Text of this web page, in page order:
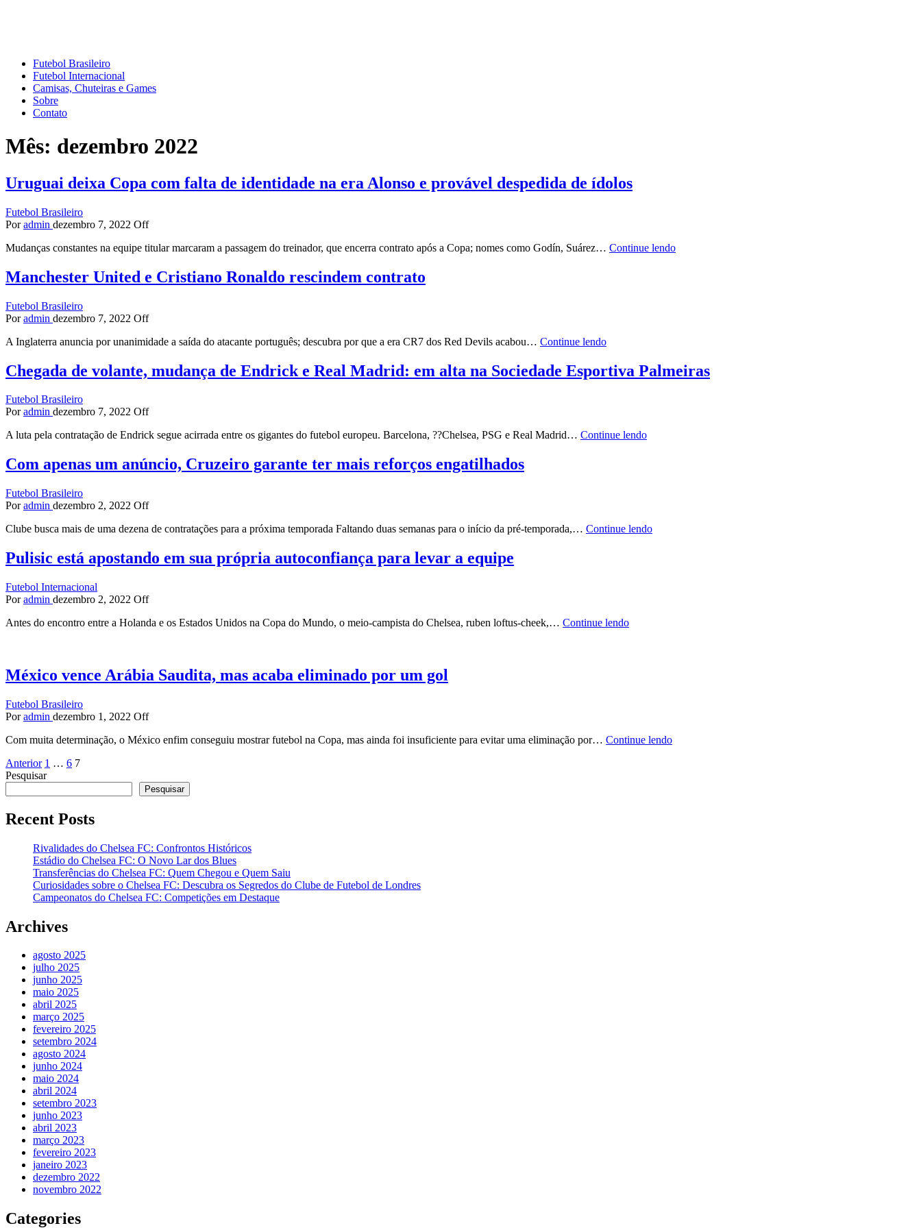
Futebol Brasileiro
Futebol Internacional
Camisas, Chuteiras e Games
Sobre
Contato
Mês: dezembro 2022
Uruguai deixa Copa com falta de identidade na era Alonso e provável despedida de ídolos
Futebol Brasileiro
Por admin dezembro 7, 2022 Off
Mudanças constantes na equipe titular marcaram a passagem do treinador, que encerra contrato após a Copa; nomes como Godín, Suárez… Continue lendo
Manchester United e Cristiano Ronaldo rescindem contrato
Futebol Brasileiro
Por admin dezembro 7, 2022 Off
A Inglaterra anuncia por unanimidade a saída do atacante português; descubra por que a era CR7 dos Red Devils acabou… Continue lendo
Chegada de volante, mudança de Endrick e Real Madrid: em alta na Sociedade Esportiva Palmeiras
Futebol Brasileiro
Por admin dezembro 7, 2022 Off
A luta pela contratação de Endrick segue acirrada entre os gigantes do futebol europeu. Barcelona, ??Chelsea, PSG e Real Madrid… Continue lendo
Com apenas um anúncio, Cruzeiro garante ter mais reforços engatilhados
Futebol Brasileiro
Por admin dezembro 2, 2022 Off
Clube busca mais de uma dezena de contratações para a próxima temporada Faltando duas semanas para o início da pré-temporada,… Continue lendo
Pulisic está apostando em sua própria autoconfiança para levar a equipe
Futebol Internacional
Por admin dezembro 2, 2022 Off
Antes do encontro entre a Holanda e os Estados Unidos na Copa do Mundo, o meio-campista do Chelsea, ruben loftus-cheek,… Continue lendo
México vence Arábia Saudita, mas acaba eliminado por um gol
Futebol Brasileiro
Por admin dezembro 1, 2022 Off
Com muita determinação, o México enfim conseguiu mostrar futebol na Copa, mas ainda foi insuficiente para evitar uma eliminação por… Continue lendo
Paginação
de
posts
Anterior 1 … 6 7
Pesquisar
Pesquisar
Recent Posts
Rivalidades do Chelsea FC: Confrontos Históricos
Estádio do Chelsea FC: O Novo Lar dos Blues
Transferências do Chelsea FC: Quem Chegou e Quem Saiu
Curiosidades sobre o Chelsea FC: Descubra os Segredos do Clube de Futebol de Londres
Campeonatos do Chelsea FC: Competições em Destaque
Archives
agosto 2025
julho 2025
junho 2025
maio 2025
abril 2025
março 2025
fevereiro 2025
setembro 2024
agosto 2024
junho 2024
maio 2024
abril 2024
setembro 2023
junho 2023
abril 2023
março 2023
fevereiro 2023
janeiro 2023
dezembro 2022
novembro 2022
Categories